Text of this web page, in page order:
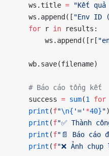
    ws.title
= "Kết quả
    ws.append([
"Env ID
    for
r in results:
        ws.append([r[
    wb.save(filename)
    # Báo cáo tổng kết
    success
= sum(1 for
    print
(f"\n{ '=' *40}")
    print
(f"✅ Thành
    print
(f"📄 Báo cáo
    print
(f"❌ Ảnh